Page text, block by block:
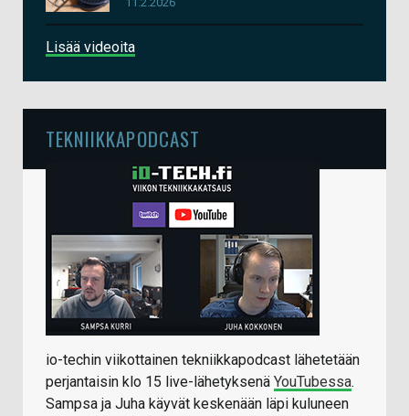
Lisää videoita
TEKNIIKKAPODCAST
io-techin viikottainen tekniikkapodcast lähetetään
perjantaisin klo 15 live-lähetyksenä YouTubessa.
Sampsa ja Juha käyvät keskenään läpi kuluneen